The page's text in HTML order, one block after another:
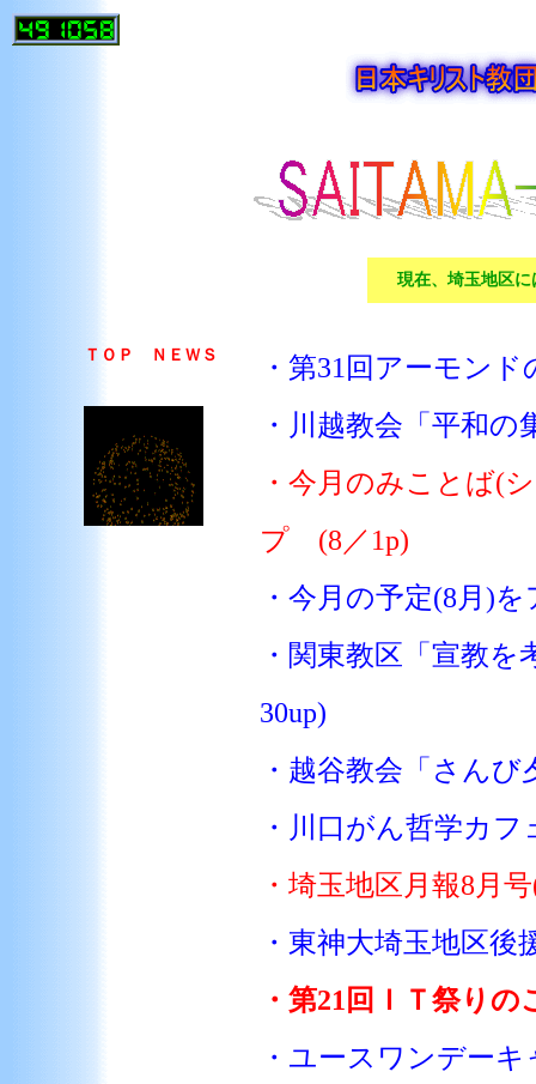
現在、埼玉地区に
ＴＯＰ ＮＥＷＳ
・第31回アーモン
・川越教会「平和
・今月のみことば(
プ (8／1p)
・今月の予定(8月)
・関東教区「宣教
30up)
・越谷教会「さん
・川口がん哲学カ
・埼玉地区月報8月
・東神大埼玉地区
・第21回ＩＴ祭り
・ユースワンデー